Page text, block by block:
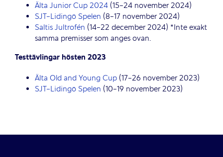
Älta Junior Cup 2024(15-24 november 2024)
SJT-Lidingö Spelen (8-17 november 2024)
Saltis Jultrofén (14-22 december 2024) *Inte exakt
samma premisser som anges ovan.
Testtävlingar hösten 2023
Älta Old and Young Cup (17-26 november 2023)
SJT-Lidingö Spelen (10-19 november 2023)